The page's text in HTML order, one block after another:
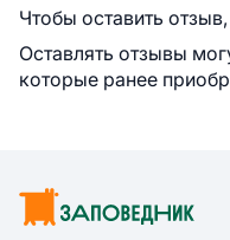
Чтобы оставить
Оставлять отзывы
которые ранее